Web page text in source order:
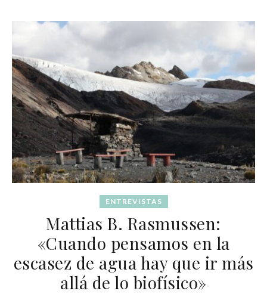
ENTREVISTAS
Mattias B. Rasmussen:
«Cuando pensamos en la
escasez de agua hay que ir más
allá de lo biofísico»